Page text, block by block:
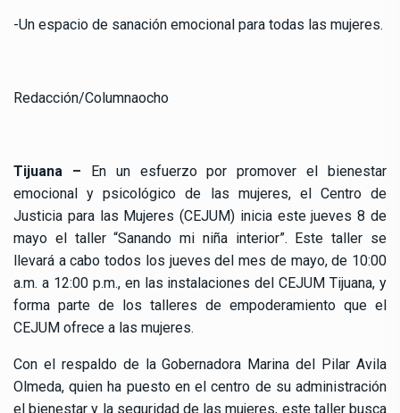
-Un espacio de sanación emocional para todas las mujeres.
Redacción/Columnaocho
Tijuana – En un esfuerzo por promover el bienestar
emocional y psicológico de las mujeres, el Centro de
Justicia para las Mujeres (CEJUM) inicia este jueves 8 de
mayo el taller “Sanando mi niña interior”. Este taller se
llevará a cabo todos los jueves del mes de mayo, de 10:00
a.m. a 12:00 p.m., en las instalaciones del CEJUM Tijuana, y
forma parte de los talleres de empoderamiento que el
CEJUM ofrece a las mujeres.
Con el respaldo de la Gobernadora Marina del Pilar Avila
Olmeda, quien ha puesto en el centro de su administración
el bienestar y la seguridad de las mujeres, este taller busca